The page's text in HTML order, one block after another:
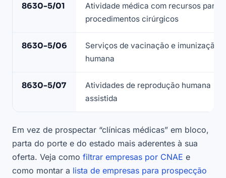
LeadJet
8630-5/01
Atividade médica com recursos para
procedimentos cirúrgicos
8630-5/06
Serviços de vacinação e imunização
humana
8630-5/07
Atividades de reprodução humana
assistida
Em vez de prospectar “clínicas médicas” em bloco,
parta do porte e do estado mais aderentes à sua
oferta. Veja como filtrar empresas por CNAE e
como montar a lista de empresas para prospecção